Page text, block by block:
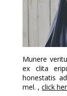
Munere
ex clita
honestatis
mel. ,click